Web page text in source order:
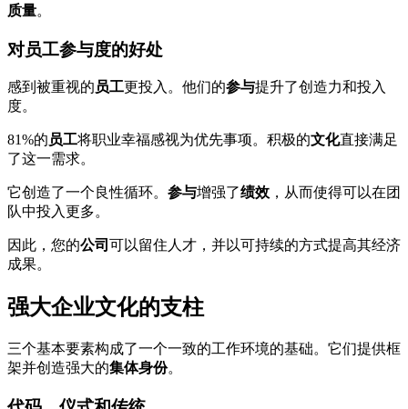
质量。
对员工参与度的好处
感到被重视的 员工更投入。他们的参与提升了创造力和投入
度。
81%的 员工将职业幸福感视为优先事项。积极的文化直接满足
了这一需求。
它创造了一个良性循环。 参与增强了绩效 ，从而使得可以在团
队中投入更多。
因此，您的公司 可以留住人才，并以可持续的方式提高其经济
成果。
强大企业文化的支柱
三个基本要素构成了一个一致的工作环境的基础。它们提供框
架并创造强大的集体身份。